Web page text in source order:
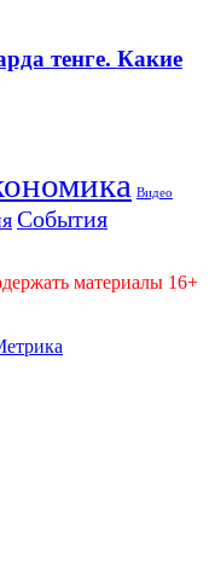
тенге. Какие
Видео
События
материалы 16+